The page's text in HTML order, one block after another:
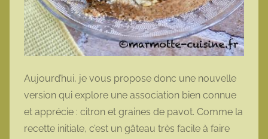
Aujourd’hui, je vous propose donc une nouvelle
version qui explore une association bien connue
et apprécie : citron et graines de pavot. Comme la
recette initiale, c’est un gâteau très facile à faire